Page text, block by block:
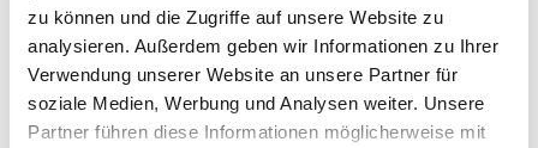
zu können und die Zugriffe auf unsere Website zu
analysieren. Außerdem geben wir Informationen zu Ihrer
Verwendung unserer Website an unsere Partner für
soziale Medien, Werbung und Analysen weiter. Unsere
Partner führen diese Informationen möglicherweise mit